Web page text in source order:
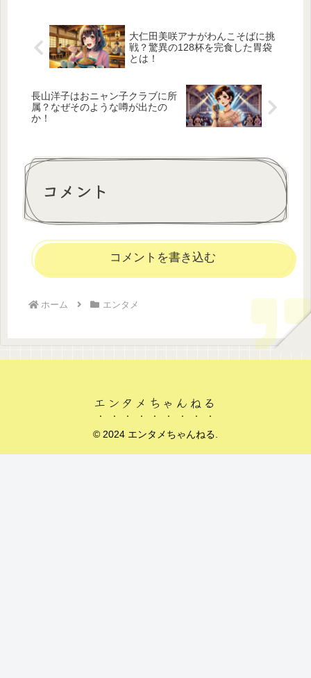
大仁田美咲アナがわんこそばに挑
戦？驚異の128杯を完食した胃袋
とは！
長山洋子はおニャン子クラブに所
属？なぜそのような噂が出たの
か！
コメント
コメントを書き込む
ホーム エンタメ
エンタメちゃんねる
© 2024 エンタメちゃんねる.